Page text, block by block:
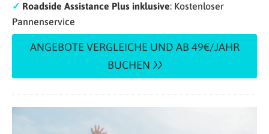
✓ Roadside Assistance Plus inklusive: Kostenloser
Pannenservice
ANGEBOTE VERGLEICHE UND AB 49€/JAHR
BUCHEN